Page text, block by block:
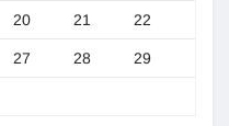
20 21 22
27 28 29